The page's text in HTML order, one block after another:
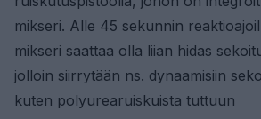
mikseri. Alle 45 sekunnin
mikseri saattaa olla liian hidas
jolloin siirrytään ns. dynaamisiin
kuten polyurearuiskuista tuttuun